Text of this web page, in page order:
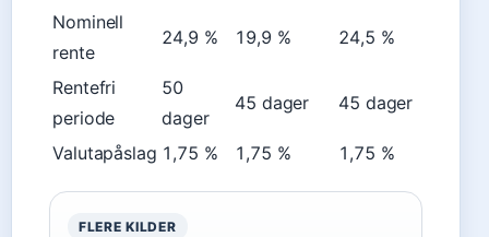
Nominell
rente
24,9 % 19,9 % 24,5 %
Rentefri
periode
50
dager
45 dager 45 dager
Valutapåslag 1,75 % 1,75 % 1,75 %
FLERE KILDER